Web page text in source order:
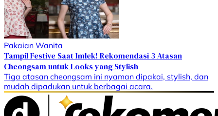
Pakaian Wanita
Tampil Festive Saat Imlek! Rekomendasi 3 Atasan
Cheongsam untuk Looks yang Stylish
Tiga atasan cheongsam ini nyaman dipakai, stylish, dan
mudah dipadukan untuk berbagai acara.